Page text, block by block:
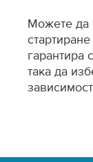
Можете да
гарантира
така да